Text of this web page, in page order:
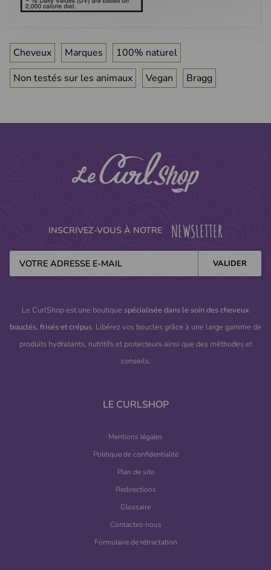
Cheveux Marques
100% naturel
Non testés sur les animaux
Vegan Bragg
INSCRIVEZ-VOUS À NOTRE NEWSLETTER
Le CurlShop est une boutique spécialisée dans le soin des cheveux
bouclés, frisés et crépus. Libérez vos boucles grâce à une large gamme de
produits hydratants, nutritifs et protecteurs ainsi que des méthodes et
conseils.
LE CURLSHOP
Mentions légales
Politique de confidentialité
Plan de site
Redirections
Glossaire
Contactez-nous
Formulaire de rétractation